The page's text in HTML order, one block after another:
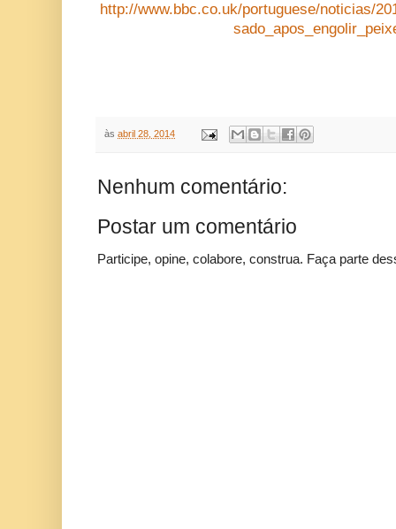
http://www.bbc.co.uk/portuguese/noticias/
às abril 28, 2014
Nenhum comentário:
Postar um comentário
Participe, opine, colabore, construa. Faça parte